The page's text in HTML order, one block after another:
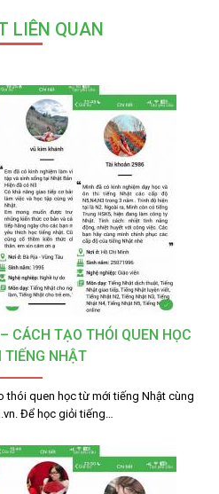
LIÊN QUAN
CÁCH TẠO THÓI QUEN HỌC
TIẾNG NHẬT
thói quen học từ mới tiếng Nhật cùng
Để học giỏi tiếng…